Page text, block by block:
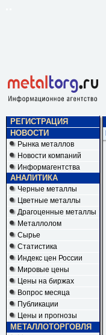
РЕГИСТРАЦИЯ
НОВОСТИ
Рынка металлов
Новости компаний
Информагентства
АНАЛИТИКА
Черные металлы
Цветные металлы
Драгоценные металлы
Металлолом
Сырье
Статистика
Индекс цен России
Мировые цены
Цены на биржах
Вопрос месяца
Публикации
Цены и прогнозы
МЕТАЛЛОТОРГОВЛЯ